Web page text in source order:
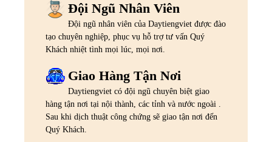
Đội Ngũ Nhân Viên
Đội ngũ nhân viên của Daytiengviet được đào
tạo chuyên nghiệp, phục vụ hỗ trợ tư vấn Quý
Khách nhiệt tình mọi lúc, mọi nơi.
Giao Hàng Tận Nơi
Daytiengviet có đội ngũ chuyên biệt giao
hàng tận nơi tại nội thành, các tỉnh và nước ngoài .
Sau khi dịch thuật công chứng sẽ giao tận nơi đến
Quý Khách.